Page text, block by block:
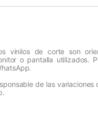
vinilos de corte son
o pantalla utilizados.
de las